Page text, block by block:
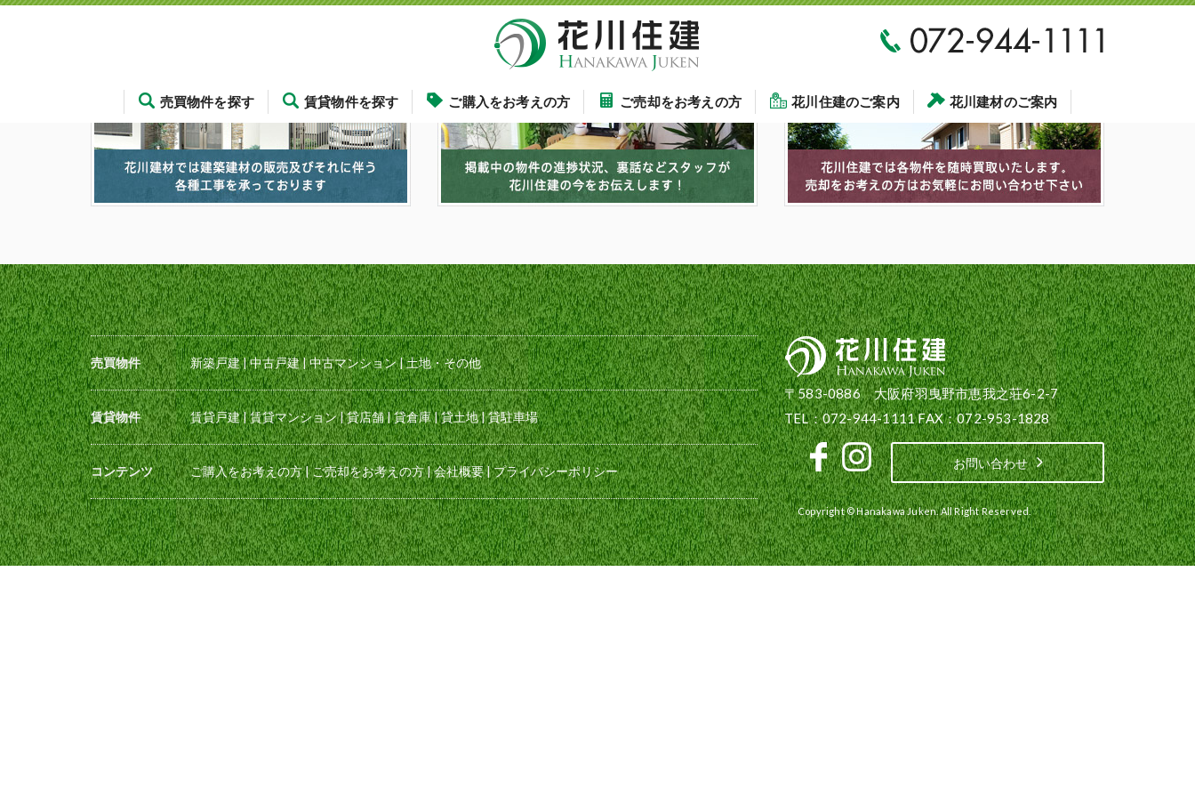
売買物件を探す 賃貸物件を探す ご購入をお考えの方 ご売却をお考えの方 花川住建のご案内 花川建材のご案内
売買物件 新築戸建|中古戸建|中古マンション|土地・その他
賃貸物件 賃貸戸建|賃貸マンション|貸店舗|貸倉庫|貸土地|貸駐車場
コンテンツ ご購入をお考えの方|ご売却をお考えの方|会社概要|プライバシーポリシー
〒583-0886 大阪府羽曳野市恵我之荘6-2-7
TEL：072-944-1111 FAX：072-953-1828
お問い合わせ
Copyright © Hanakawa Juken. All Right Reserved.